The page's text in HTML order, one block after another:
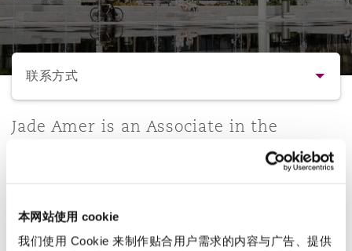
本网站使用 cookie
我们使用 Cookie 来制作贴合用户需求的内容与广告、提供
Finance & Leasing
Insurance Coverage
金融
Employment Practices
Financial Institutions,
Healthcare
目和建筑工程 房地产
管法规与调查
Internal Investigations
隆坡 – 联营办公室
尔本
德里 – 联营办公室
雅得
萨斯城
斯维加斯
柏林（圣史蒂芬绿地大厦）
塞尔多夫
丁堡
选择所需部分
联系方式
联系方式
业务领域
Jade Amer is an Associate in the
Birmingham office of Clyde & Co, and
specialises in defending professionals
negligence claims.